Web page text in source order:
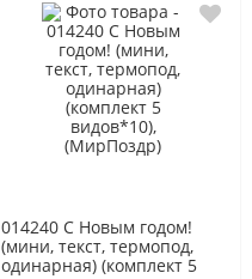
014240 С Новым годом!
(мини, текст, термопод,
одинарная) (комплект 5